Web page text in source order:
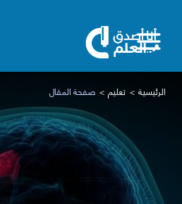
الرئيسية تعليم صفحة المقال